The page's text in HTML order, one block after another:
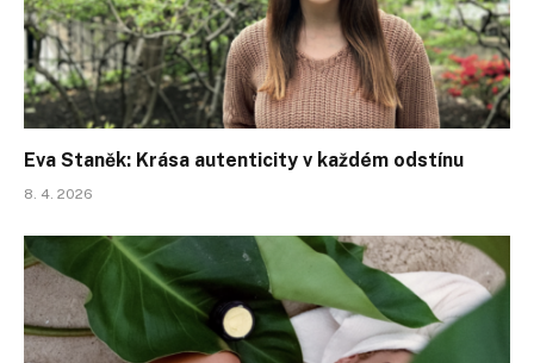
Eva Staněk: Krása autenticity v každém odstínu
8. 4. 2026